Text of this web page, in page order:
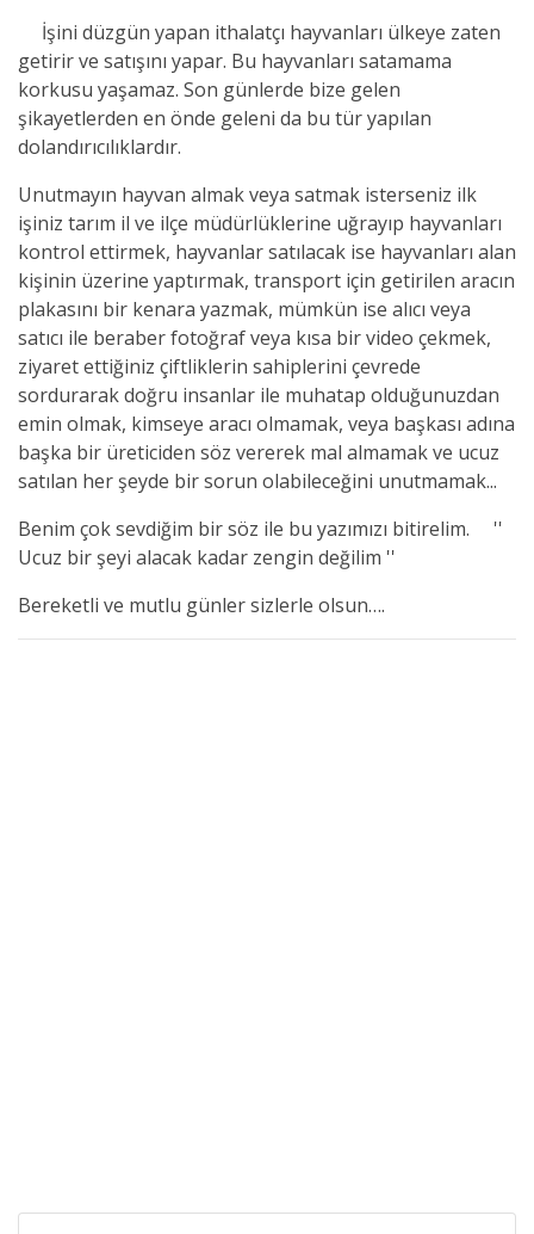
İşini düzgün yapan ithalatçı hayvanları ülkeye zaten
getirir ve satışını yapar. Bu hayvanları satamama
korkusu yaşamaz. Son günlerde bize gelen
şikayetlerden en önde geleni da bu tür yapılan
dolandırıcılıklardır.
Unutmayın hayvan almak veya satmak isterseniz ilk
işiniz tarım il ve ilçe müdürlüklerine uğrayıp hayvanları
kontrol ettirmek, hayvanlar satılacak ise hayvanları alan
kişinin üzerine yaptırmak, transport için getirilen aracın
plakasını bir kenara yazmak, mümkün ise alıcı veya
satıcı ile beraber fotoğraf veya kısa bir video çekmek,
ziyaret ettiğiniz çiftliklerin sahiplerini çevrede
sordurarak doğru insanlar ile muhatap olduğunuzdan
emin olmak, kimseye aracı olmamak, veya başkası adına
başka bir üreticiden söz vererek mal almamak ve ucuz
satılan her şeyde bir sorun olabileceğini unutmamak...
Benim çok sevdiğim bir söz ile bu yazımızı bitirelim. ''
Ucuz bir şeyi alacak kadar zengin değilim ''
Bereketli ve mutlu günler sizlerle olsun….